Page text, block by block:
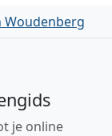
Woudenberg
je online